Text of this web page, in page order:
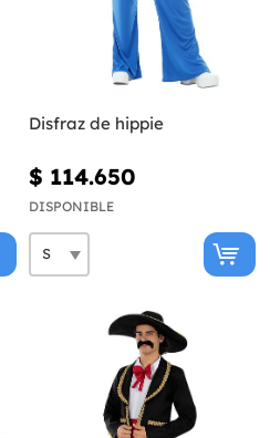
Disfraz de hippie
$ 114.650
DISPONIBLE